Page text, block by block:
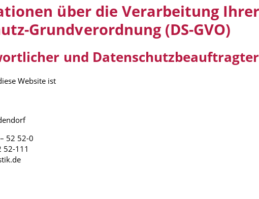
über die Verarbeitung
Grundverordnung (DS-GVO)
und Datenschutzbeauftragter
Website ist
52 52-0
52-111